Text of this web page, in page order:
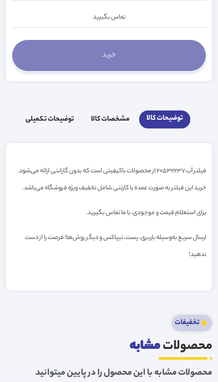
تماس بگیرید
توضیحات کالا مشخصات کالا توضیحات تکمیلی
فیلتر آب 20532237 از محصولات باکیفیتی است که بدون گارانتی ارائه می‌شود.
خرید این فیلتر به صورت عمده یا کارتنی شامل تخفیف ویژه فروشگاه می‌باشد.
برای استعلام قیمت و موجودی، با ما تماس بگیرید.
ارسال سریع به‌وسیله باربری، پست، تیپاکس و دیگر روش‌ها! فرصت را از دست
ندهید!
تخفیفات
محصولاتمشابه
محصولات مشابه با این محصول را در پایین میتوانید